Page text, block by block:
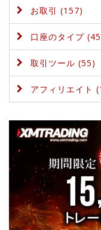
お取引 (157)
口座のタイプ
取引ツール (55)
アフィリエイト